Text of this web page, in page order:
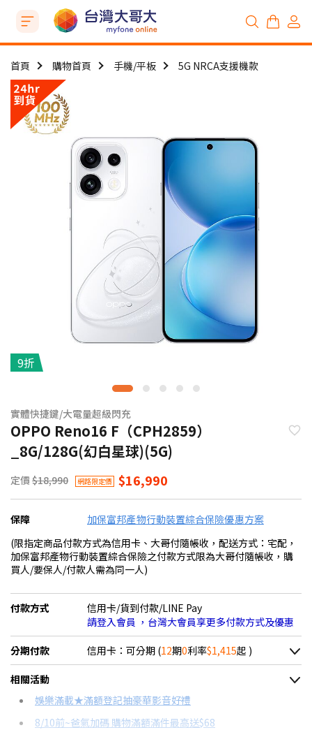
首頁 購物首頁 手機/平板 5G NRCA支援機款
9折
實體快捷鍵/大電量超級閃充
OPPO Reno16 F（CPH2859）
_8G/128G(幻白星球)(5G)
定價 $18,990 網路限定價 $16,990
保障
加保富邦產物行動裝置綜合保險優惠方案
(限指定商品付款方式為信用卡、大哥付隨帳收，配送方式：宅配，
加保富邦產物行動裝置綜合保險之付款方式限為大哥付隨帳收，購
買人/要保人/付款人需為同一人)
付款方式
信用卡/貨到付款/LINE Pay
請登入會員 ，台灣大會員享更多付款方式及優惠
分期付款 信用卡：可分期 (12期0利率$1,415起 )
＊實際可分期數、適用利率，請以購物車顯示為主
信用卡分期
分期數 每期金額 配合銀行/業者
相關活動
娛樂滿載★滿額登記抽豪華影音好禮
8/10前~爸氣加碼 購物滿額滿件最高送$68